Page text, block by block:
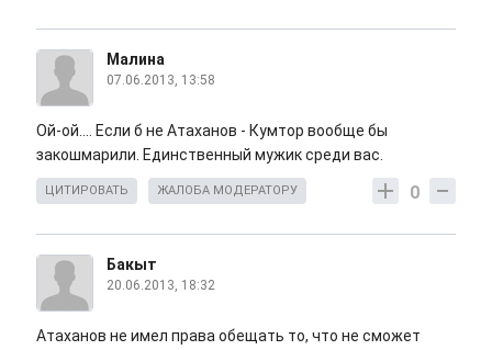
Малина
07.06.2013, 13:58
Ой-ой.... Если б не Атаханов - Кумтор вообще бы
закошмарили. Единственный мужик среди вас.
0
ЦИТИРОВАТЬ ЖАЛОБА МОДЕРАТОРУ
Бакыт
20.06.2013, 18:32
Атаханов не имел права обещать то, что не сможет